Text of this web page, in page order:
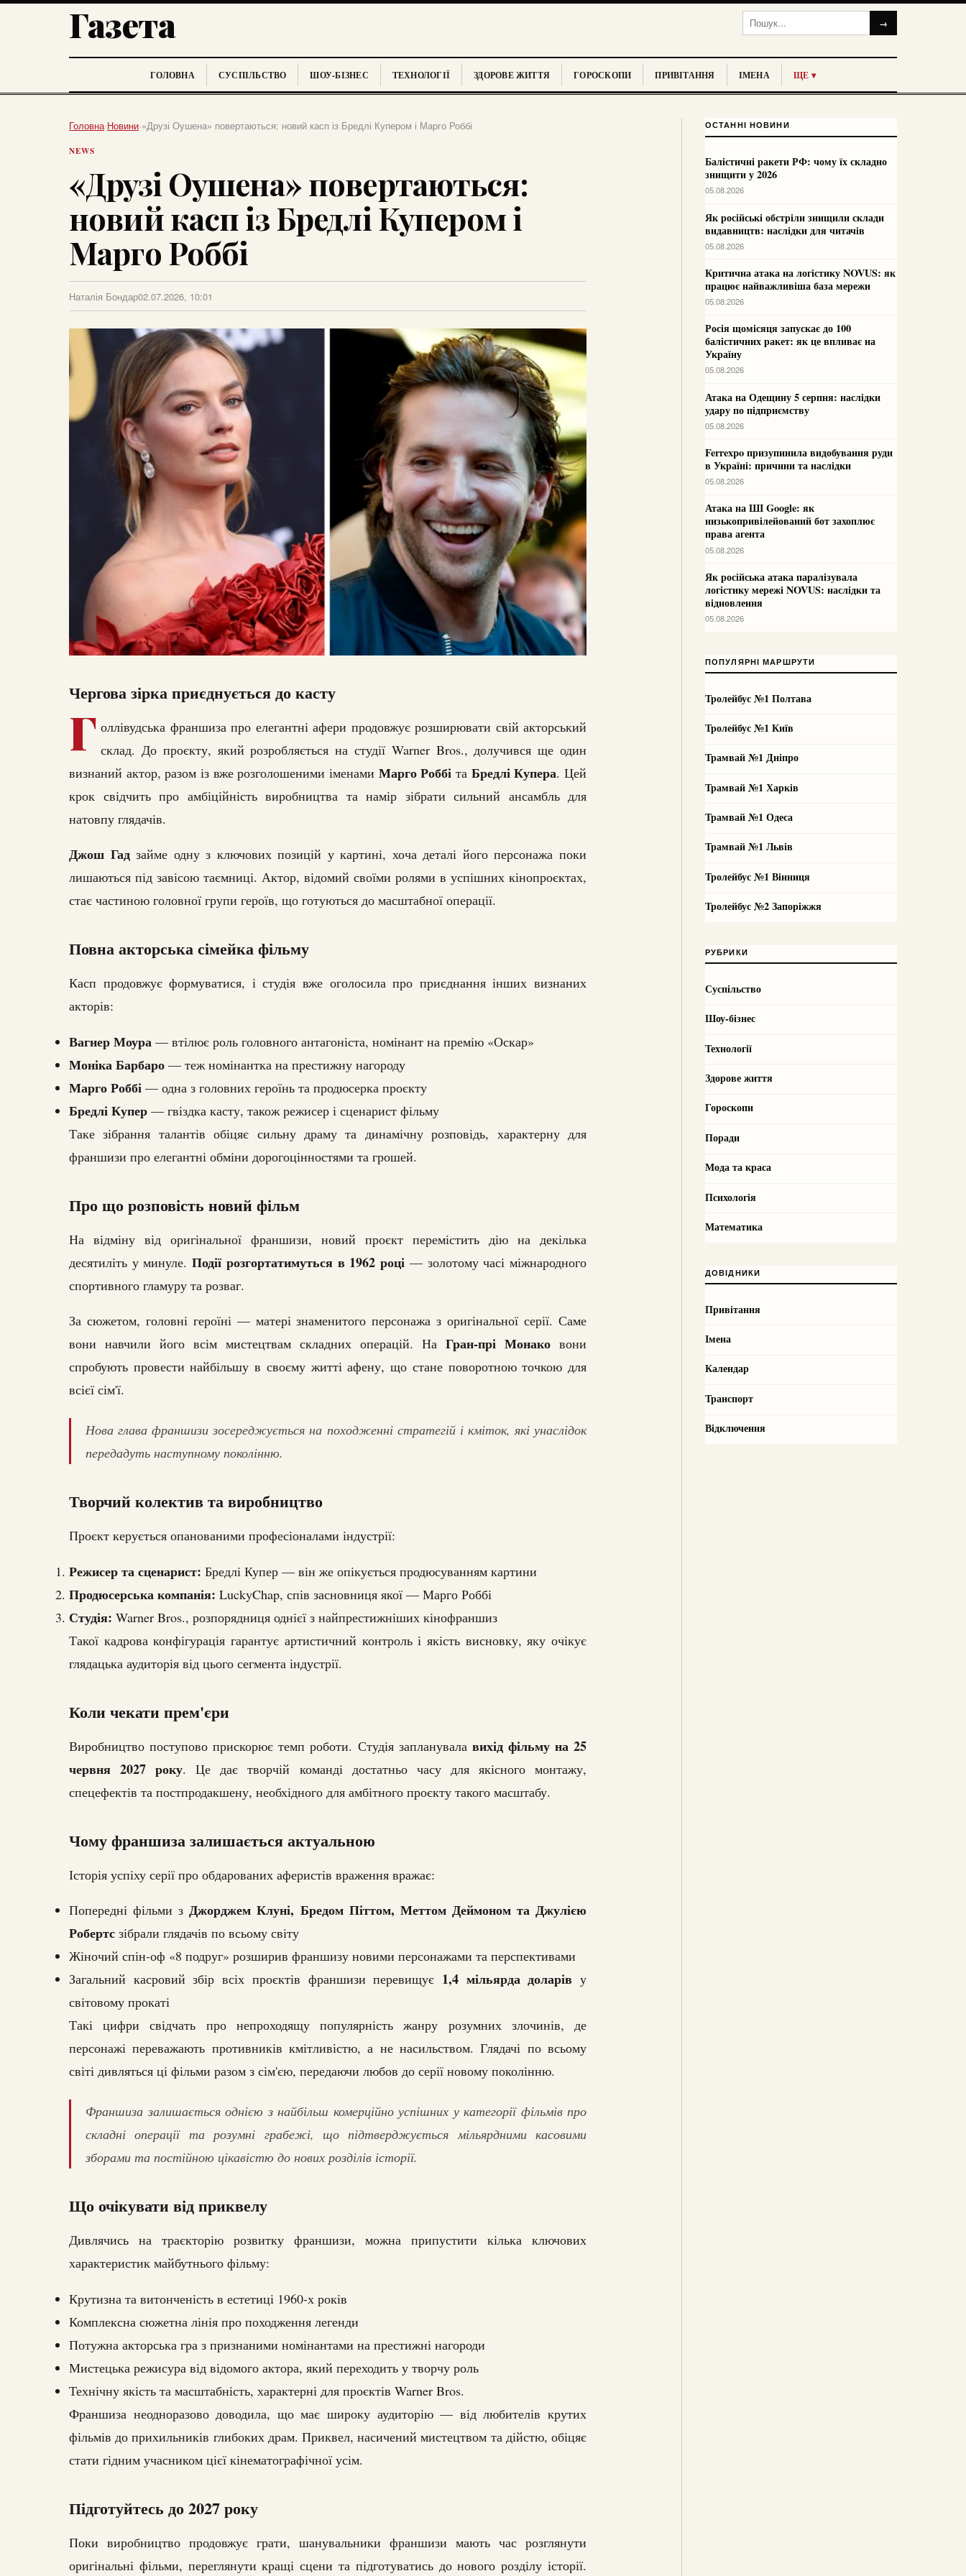
Газета →
ГОЛОВНА СУСПІЛЬСТВО ШОУ-БІЗНЕС ТЕХНОЛОГІЇ ЗДОРОВЕ ЖИТТЯ ГОРОСКОПИ ПРИВІТАННЯ ІМЕНА ЩЕ ▾
Головна›Новини›«Друзі Оушена» повертаються: новий касп із Бредлі Купером і Марго Роббі
NEWS
«Друзі Оушена» повертаються:
новий касп із Бредлі Купером і
Марго Роббі
Наталія Бондар02.07.2026, 10:01
Чергова зірка приєднується до касту
Г оллівудська франшиза про елегантні афери продовжує розширювати свій акторський
склад. До проєкту, який розробляється на студії Warner Bros., долучився ще один
визнаний актор, разом із вже розголошеними іменами Марго Роббі та Бредлі Купера. Цей
крок свідчить про амбіційність виробництва та намір зібрати сильний ансамбль для
натовпу глядачів.
Джош Гадзайме одну з ключових позицій у картині, хоча деталі його персонажа поки
лишаються під завісою таємниці. Актор, відомий своїми ролями в успішних кінопроєктах,
стає частиною головної групи героїв, що готуються до масштабної операції.
Повна акторська сімейка фільму
Касп продовжує формуватися, і студія вже оголосила про приєднання інших визнаних
акторів:
Вагнер Моура — втілює роль головного антагоніста, номінант на премію «Оскар»
Моніка Барбаро — теж номінантка на престижну нагороду
Марго Роббі — одна з головних героїнь та продюсерка проєкту
Бредлі Купер — гвіздка касту, також режисер і сценарист фільму
Таке зібрання талантів обіцяє сильну драму та динамічну розповідь, характерну для
франшизи про елегантні обміни дорогоцінностями та грошей.
Про що розповість новий фільм
На відміну від оригінальної франшизи, новий проєкт перемістить дію на декілька
десятиліть у минуле.Події розгортатимуться в 1962 році — золотому часі міжнародного
спортивного гламуру та розваг.
За сюжетом, головні героїні — матері знаменитого персонажа з оригінальної серії. Саме
вони навчили його всім мистецтвам складних операцій. На Гран-прі Монако вони
спробують провести найбільшу в своєму житті афену, що стане поворотною точкою для
всієї сім'ї.
Нова глава франшизи зосереджується на походженні стратегій і кміток, які унаслідок
передадуть наступному поколінню.
Творчий колектив та виробництво
Проєкт керується опанованими професіоналами індустрії:
Режисер та сценарист: Бредлі Купер — він же опікується продюсуванням картини
Продюсерська компанія: LuckyChap, спів засновниця якої — Марго Роббі
Студія: Warner Bros., розпорядниця однієї з найпрестижніших кінофраншиз
Такої кадрова конфігурація гарантує артистичний контроль і якість висновку, яку очікує
глядацька аудиторія від цього сегмента індустрії.
Коли чекати прем'єри
Виробництво поступово прискорює темп роботи. Студія запланувала вихід фільму на 25
червня 2027 року. Це дає творчій команді достатньо часу для якісного монтажу,
спецефектів та постпродакшену, необхідного для амбітного проєкту такого масштабу.
Чому франшиза залишається актуальною
Історія успіху серії про обдарованих аферистів враження вражає:
Попередні фільми зДжорджем Клуні, Бредом Піттом, Меттом Деймоном та Джулією
Робертс зібрали глядачів по всьому світу
Жіночий спін-оф «8 подруг» розширив франшизу новими персонажами та перспективами
Загальний касровий збір всіх проєктів франшизи перевищує 1,4 мільярда доларів у
світовому прокаті
Такі цифри свідчать про непроходящу популярність жанру розумних злочинів, де
персонажі переважають противників кмітливістю, а не насильством. Глядачі по всьому
світі дивляться ці фільми разом з сім'єю, передаючи любов до серії новому поколінню.
Франшиза залишається однією з найбільш комерційно успішних у категорії фільмів про
складні операції та розумні грабежі, що підтверджується мільярдними касовими
зборами та постійною цікавістю до нових розділів історії.
Що очікувати від приквелу
Дивлячись на траєкторію розвитку франшизи, можна припустити кілька ключових
характеристик майбутнього фільму:
Крутизна та витонченість в естетиці 1960-х років
Комплексна сюжетна лінія про походження легенди
Потужна акторська гра з признаними номінантами на престижні нагороди
Мистецька режисура від відомого актора, який переходить у творчу роль
Технічну якість та масштабність, характерні для проєктів Warner Bros.
Франшиза неодноразово доводила, що має широку аудиторію — від любителів крутих
фільмів до прихильників глибоких драм. Приквел, насичений мистецтвом та дійстю, обіцяє
стати гідним учасником цієї кінематографічної усім.
Підготуйтесь до 2027 року
Поки виробництво продовжує грати, шанувальники франшизи мають час розглянути
оригінальні фільми, переглянути кращі сцени та підготуватись до нового розділу історії.
ОСТАННІ НОВИНИ
Балістичні ракети РФ: чому їх складно
знищити у 2026
05.08.2026
Як російські обстріли знищили склади
видавництв: наслідки для читачів
05.08.2026
Критична атака на логістику NOVUS: як
працює найважливіша база мережи
05.08.2026
Росія щомісяця запускає до 100
балістичних ракет: як це впливає на
Україну
05.08.2026
Атака на Одещину 5 серпня: наслідки
удару по підприємству
05.08.2026
Ferrexpo призупинила видобування руди
в Україні: причини та наслідки
05.08.2026
Атака на ШІ Google: як
низькопривілейований бот захоплює
права агента
05.08.2026
Як російська атака паралізувала
логістику мережі NOVUS: наслідки та
відновлення
05.08.2026
ПОПУЛЯРНІ МАРШРУТИ
Тролейбус №1 Полтава
Тролейбус №1 Київ
Трамвай №1 Дніпро
Трамвай №1 Харків
Трамвай №1 Одеса
Трамвай №1 Львів
Тролейбус №1 Вінниця
Тролейбус №2 Запоріжжя
РУБРИКИ
Суспільство
Шоу-бізнес
Технології
Здорове життя
Гороскопи
Поради
Мода та краса
Психологія
Математика
ДОВІДНИКИ
Привітання
Імена
Календар
Транспорт
Відключення